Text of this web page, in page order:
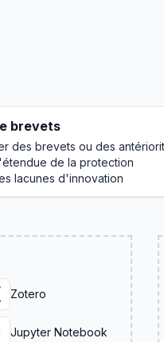
brevets
des brevets ou des
de la protection
lacunes d'innovation
Zotero
Jupyter Notebook